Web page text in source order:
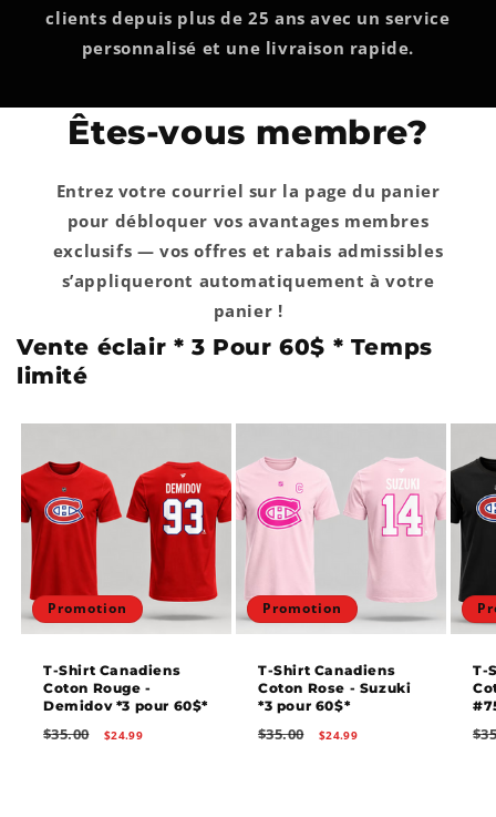
clients depuis plus de 25 ans avec un service
personnalisé et une livraison rapide.
Êtes-vous membre?
Entrez votre courriel sur la page du panier
pour débloquer vos avantages membres
exclusifs — vos offres et rabais admissibles
s’appliqueront automatiquement à votre
panier !
Vente éclair * 3 Pour 60$ * Temps
limité
Promotion
T-Shirt Canadiens
Coton Rouge -
Demidov *3 pour 60$*
Prix
$35.00
Prix
$24.99
Promotion
T-Shirt Canadiens
Coton Rose - Suzuki
*3 pour 60$*
Prix
$35.00
Prix
$24.99
T-
Prix